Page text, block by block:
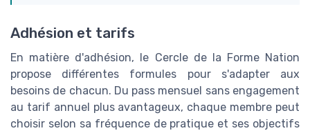
Adhésion et tarifs
En matière d'adhésion, le Cercle de la Forme Nation
propose différentes formules pour s'adapter aux
besoins de chacun. Du pass mensuel sans engagement
au tarif annuel plus avantageux, chaque membre peut
choisir selon sa fréquence de pratique et ses objectifs